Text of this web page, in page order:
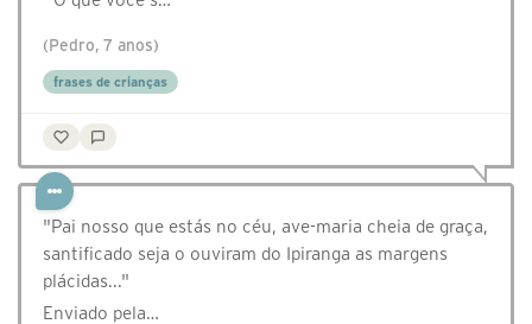
(Pedro, 7 anos)
frases de crianças
"Pai nosso que estás no céu, ave-maria cheia de graça,
santificado seja o ouviram do Ipiranga as margens
plácidas..."
Enviado pela…